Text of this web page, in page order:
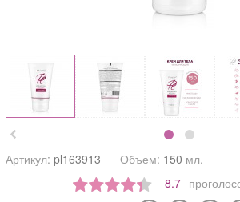

Артикул:pl163913 Объем: 150 мл.
8.7